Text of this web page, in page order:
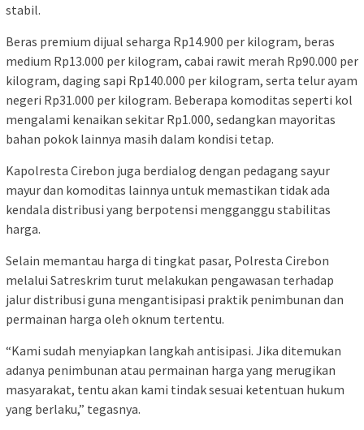
stabil.
Beras premium dijual seharga Rp14.900 per kilogram, beras
medium Rp13.000 per kilogram, cabai rawit merah Rp90.000 per
kilogram, daging sapi Rp140.000 per kilogram, serta telur ayam
negeri Rp31.000 per kilogram. Beberapa komoditas seperti kol
mengalami kenaikan sekitar Rp1.000, sedangkan mayoritas
bahan pokok lainnya masih dalam kondisi tetap.
Kapolresta Cirebon juga berdialog dengan pedagang sayur
mayur dan komoditas lainnya untuk memastikan tidak ada
kendala distribusi yang berpotensi mengganggu stabilitas
harga.
Selain memantau harga di tingkat pasar, Polresta Cirebon
melalui Satreskrim turut melakukan pengawasan terhadap
jalur distribusi guna mengantisipasi praktik penimbunan dan
permainan harga oleh oknum tertentu.
“Kami sudah menyiapkan langkah antisipasi. Jika ditemukan
adanya penimbunan atau permainan harga yang merugikan
masyarakat, tentu akan kami tindak sesuai ketentuan hukum
yang berlaku,” tegasnya.